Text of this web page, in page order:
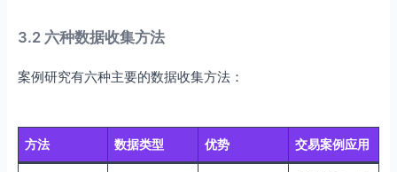
3.2 六种数据收集方法
案例研究有六种主要的数据收集方法：
方法 数据类型 优势 交易案例应用